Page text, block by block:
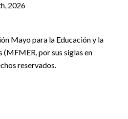
2026
Mayo para la Educación y la
por sus siglas en
reservados.